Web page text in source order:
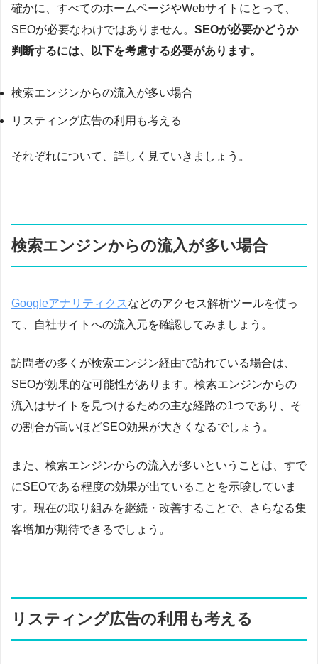
確かに、すべてのホームページやWebサイトにとって、
SEOが必要なわけではありません。 SEOが必要かどうか
判断するには、以下を考慮する必要があります。
検索エンジンからの流入が多い場合
リスティング広告の利用も考える
それぞれについて、詳しく見ていきましょう。
検索エンジンからの流入が多い場合
Googleアナリティクス などのアクセス解析ツールを使っ
て、自社サイトへの流入元を確認してみましょう。
訪問者の多くが検索エンジン経由で訪れている場合は、
SEOが効果的な可能性があります。検索エンジンからの
流入はサイトを見つけるための主な経路の1つであり、そ
の割合が高いほどSEO効果が大きくなるでしょう。
また、検索エンジンからの流入が多いということは、すで
にSEOである程度の効果が出ていることを示唆していま
す。現在の取り組みを継続・改善することで、さらなる集
客増加が期待できるでしょう。
リスティング広告の利用も考える